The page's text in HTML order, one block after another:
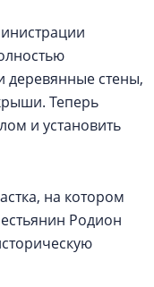
деревянные стены,
Теперь
и установить
на котором
Родион